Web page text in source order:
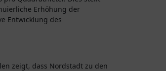
Erhöhung der
Entwicklung des
zeigt, dass Nordstadt zu den